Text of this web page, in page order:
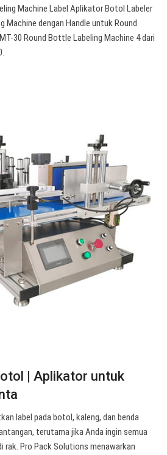
Machine Label Aplikator Botol Labeler
Machine dengan Handle untuk Round
30 Round Bottle Labeling Machine 4 dari
| Aplikator untuk
label pada botol, kaleng, dan benda
terutama jika Anda ingin semua
rak. Pro Pack Solutions menawarkan